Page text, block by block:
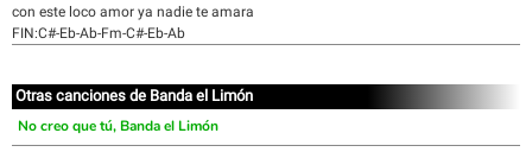
con este loco amor ya nadie te amara
FIN:C#-Eb-Ab-Fm-C#-Eb-Ab
Otras canciones de Banda el Limón
No creo que tú, Banda el Limón